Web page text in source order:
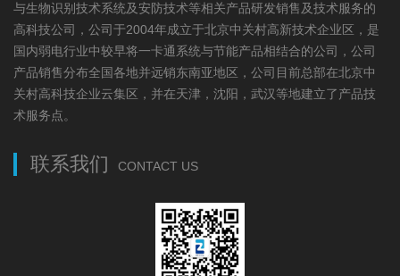
与生物识别技术系统及安防技术等相关产品研发销售及技术服务的
高科技公司，公司于2004年成立于北京中关村高新技术企业区，是
国内弱电行业中较早将一卡通系统与节能产品相结合的公司，公司
产品销售分布全国各地并远销东南亚地区，公司目前总部在北京中
关村高科技企业云集区，并在天津，沈阳，武汉等地建立了产品技
术服务点。
联系我们 CONTACT US